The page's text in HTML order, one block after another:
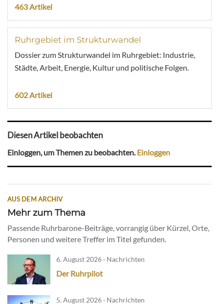
463 Artikel
Ruhrgebiet im Strukturwandel
Dossier zum Strukturwandel im Ruhrgebiet: Industrie,
Städte, Arbeit, Energie, Kultur und politische Folgen.
602 Artikel
Diesen Artikel beobachten
Einloggen, um Themen zu beobachten.Einloggen
AUS DEM ARCHIV
Mehr zum Thema
Passende Ruhrbarone-Beiträge, vorrangig über Kürzel, Orte,
Personen und weitere Treffer im Titel gefunden.
6. August 2026 · Nachrichten
Der Ruhrpilot
5. August 2026 · Nachrichten